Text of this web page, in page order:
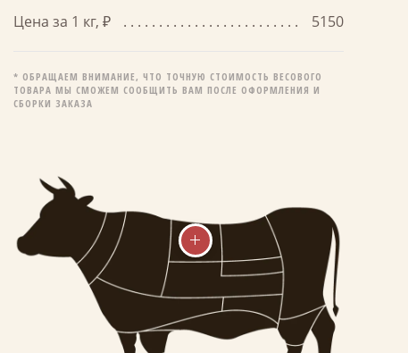
Цена за 1 кг, ₽
5150
* ОБРАЩАЕМ ВНИМАНИЕ, ЧТО ТОЧНУЮ СТОИМОСТЬ ВЕСОВОГО
ТОВАРА МЫ СМОЖЕМ СООБЩИТЬ ВАМ ПОСЛЕ ОФОРМЛЕНИЯ И
СБОРКИ ЗАКАЗА